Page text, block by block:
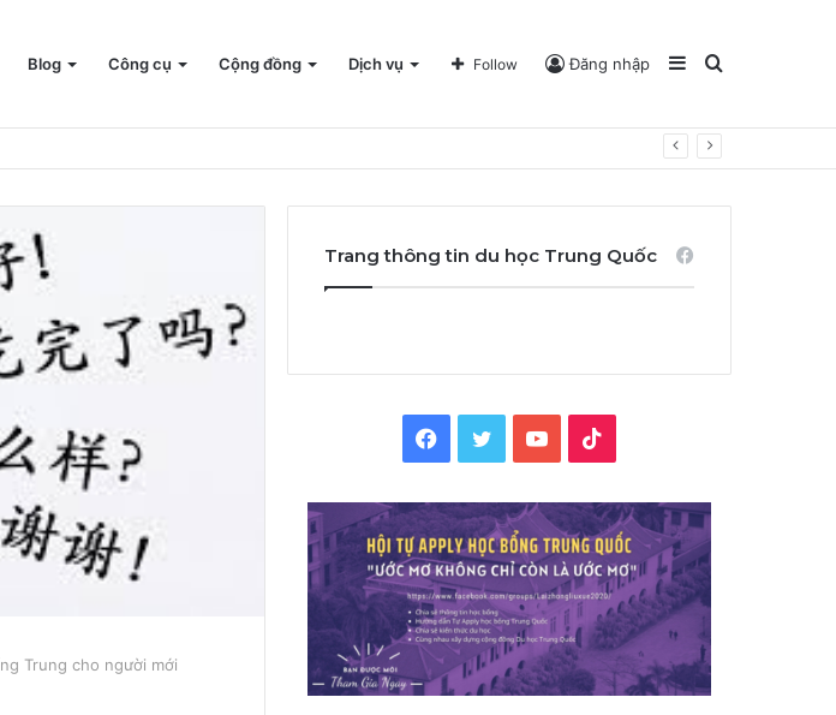
Blog Công cụ Cộng đồng Dịch vụ Search
Sidebar
Đăng nhập
Follow
Trung cho người mới
Trang thông tin du học Trung Quốc
Facebook
TwitterYouTube